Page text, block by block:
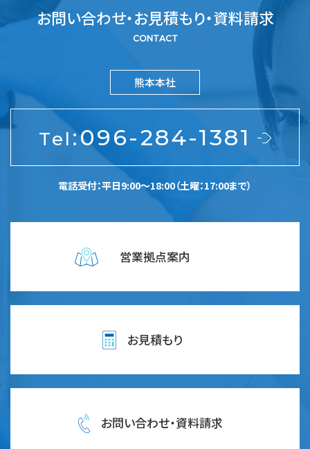
お問い合わせ・お見積もり・資料請求
CONTACT
熊本本社
Tel:096-284-1381
電話受付：平日9:00～18:00（土曜：17:00まで）
営業拠点案内
お見積もり
お問い合わせ・資料請求